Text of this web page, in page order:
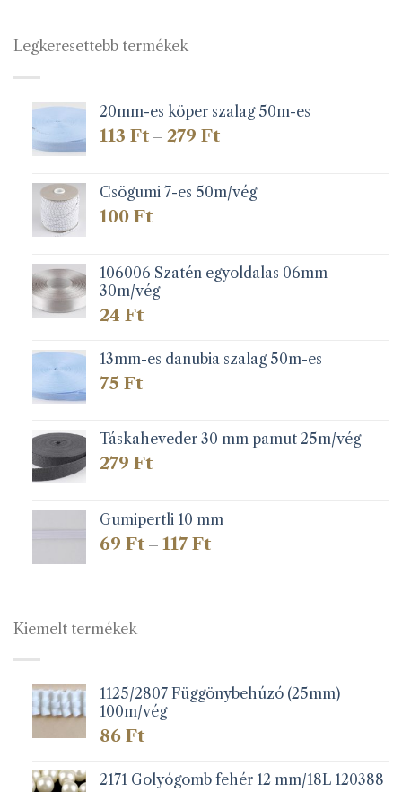
Legkeresettebb termékek
20mm-es köper szalag 50m-es
113 Ft – 279 FtÁrtartomány:
279 Ft
Csögumi 7-es 50m/vég
100 Ft
106006 Szatén egyoldalas 06mm
30m/vég
24 Ft
13mm-es danubia szalag 50m-es
75 Ft
Táskaheveder 30 mm pamut 25m/vég
279 Ft
Gumipertli 10 mm
69 Ft – 117 FtÁrtartomány:
Kiemelt termékek
1125/2807 Függönybehúzó (25mm)
100m/vég
86 Ft
2171 Golyógomb fehér 12 mm/18L 120388